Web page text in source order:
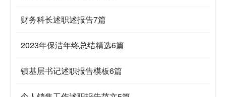
财务科长述职述报告7篇
2023年保洁年终总结精选6篇
镇基层书记述职报告模板6篇